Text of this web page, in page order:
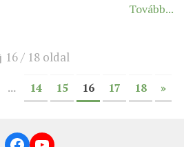
Tovább...
16 / 18 oldal
... 14 15 16 17 18 »